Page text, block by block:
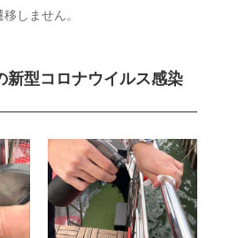
しません。
新型コロナウイルス感染